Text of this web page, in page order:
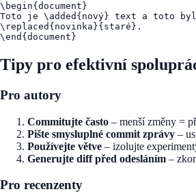
\begin{document}
Toto je \added{nový} text a toto
\replaced{novinka}{staré}.
Tipy pro efektivní
Pro autory
Commitujte často – menší změny =
Pište smysluplné commit zprávy –
Používejte větve – izolujte
Generujte diff před odesláním –
Pro recenzenty